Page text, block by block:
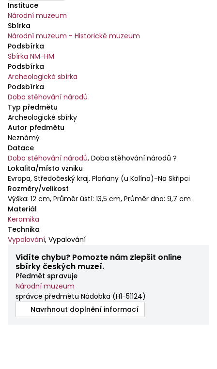
Instituce
Národní muzeum
Sbírka
Národní muzeum - Historické muzeum
Podsbírka
Sbírka NM-HM
Podsbírka
Archeologická sbírka
Podsbírka
Doba stěhování národů
Typ předmětu
Archeologické sbírky
Autor předmětu
Neznámý
Datace
Doba stěhování národů, Doba stěhování národů ?
Lokalita/místo vzniku
Evropa, Středočeský kraj, Plaňany (u Kolína)-Na Skřipci
Rozměry/velikost
Výška: 12 cm, Průměr ústí: 13,5 cm, Průměr dna: 9,7 cm
Materiál
Keramika
Technika
Vypalování, Vypalování
Vidíte chybu? Pomozte nám zlepšit online
sbírky českých muzeí.
Předmět spravuje
Národní muzeum
správce předmětu Nádobka (H1-51124)
Navrhnout doplnění informací